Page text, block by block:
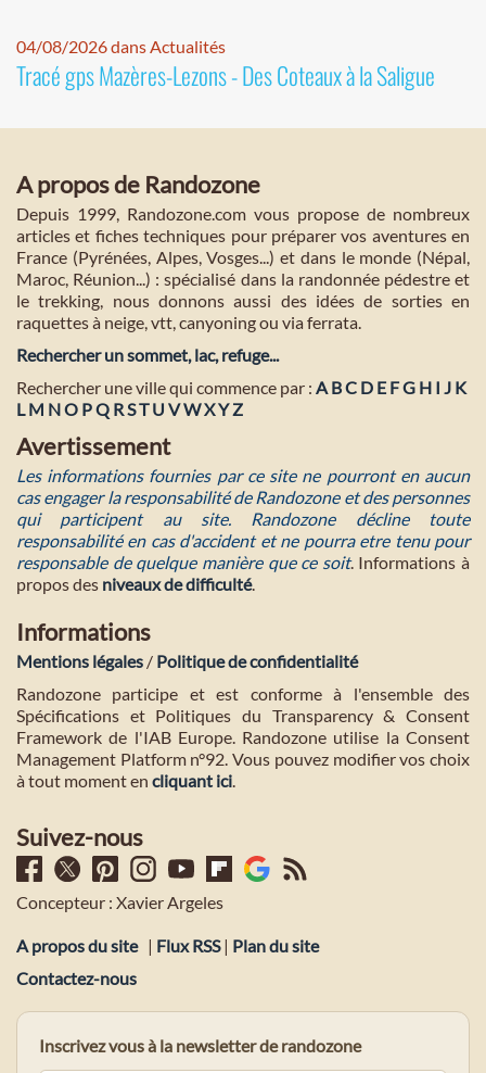
04/08/2026 dans Actualités
Tracé gps Mazères-Lezons - Des Coteaux à la Saligue
A propos de Randozone
Depuis 1999, Randozone.com vous propose de nombreux
articles et fiches techniques pour préparer vos aventures en
France (Pyrénées, Alpes, Vosges...) et dans le monde (Népal,
Maroc, Réunion...) : spécialisé dans la randonnée pédestre et
le trekking, nous donnons aussi des idées de sorties en
raquettes à neige, vtt, canyoning ou via ferrata.
Rechercher un sommet, lac, refuge...
Rechercher une ville qui commence par : A BC D E FG H I J K
L M NO PQ RST U VWXYZ
Avertissement
Les informations fournies par ce site ne pourront en aucun
cas engager la responsabilité de Randozone et des personnes
qui participent au site. Randozone décline toute
responsabilité en cas d'accident et ne pourra etre tenu pour
responsable de quelque manière que ce soit. Informations à
propos des niveaux de difficulté.
Informations
Mentions légales / Politique de confidentialité
Randozone participe et est conforme à l'ensemble des
Spécifications et Politiques du Transparency & Consent
Framework de l'IAB Europe. Randozone utilise la Consent
Management Platform n°92. Vous pouvez modifier vos choix
à tout moment en cliquant ici.
Suivez-nous
Concepteur : Xavier Argeles
A propos du site | Flux RSS| Plan du site
Contactez-nous
Inscrivez vous à la newsletter de randozone